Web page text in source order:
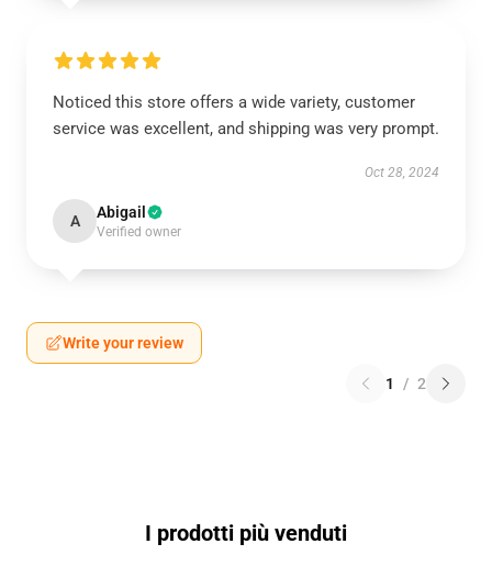
Noticed this store offers a wide variety, customer
service was excellent, and shipping was very prompt.
Oct 28, 2024
A Abigail
Verified owner
Write your review
1 / 2
I prodotti più venduti